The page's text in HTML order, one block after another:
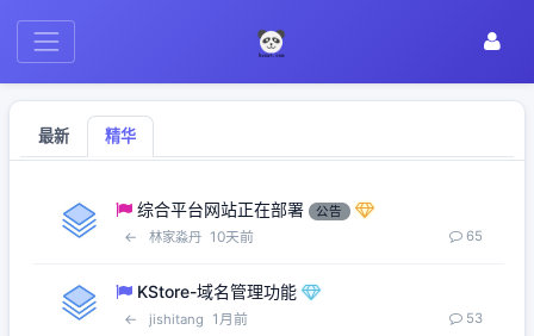
最新 精华
综合平台网站正在部署 公告
← 林家淼丹 10天前 65
KStore-域名管理功能
← jishitang 1月前 53